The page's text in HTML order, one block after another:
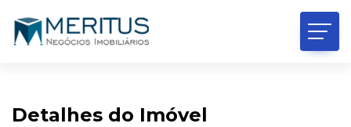
Detalhes do Imóvel